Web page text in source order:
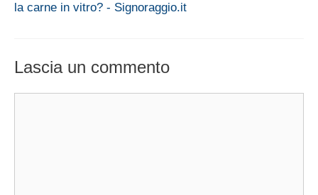
la carne in vitro? - Signoraggio.it
Lascia un commento